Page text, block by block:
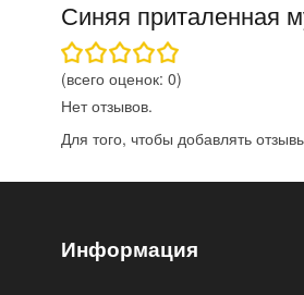
Синяя приталенная
(всего оценок: 0)
Нет отзывов.
Для того, чтобы добавлять
Информация